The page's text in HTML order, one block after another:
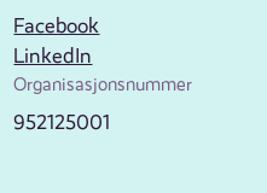
Facebook
LinkedIn
Organisasjonsnummer
952125001